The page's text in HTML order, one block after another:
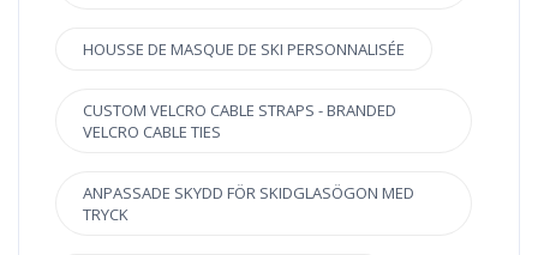
HOUSSE DE MASQUE DE SKI PERSONNALISÉE
CUSTOM VELCRO CABLE STRAPS - BRANDED
VELCRO CABLE TIES
ANPASSADE SKYDD FÖR SKIDGLASÖGON MED
TRYCK